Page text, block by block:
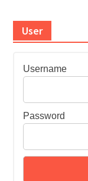
User
Username
Password